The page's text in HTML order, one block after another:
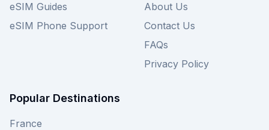
eSIM Guides
eSIM Phone Support
About Us
Contact Us
FAQs
Privacy Policy
Popular Destinations
France